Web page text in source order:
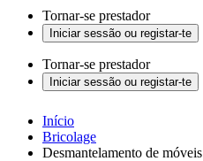
Tornar-se prestador
Iniciar sessão ou registar-te
Tornar-se prestador
Iniciar sessão ou registar-te
Início
Bricolage
Desmantelamento de móveis